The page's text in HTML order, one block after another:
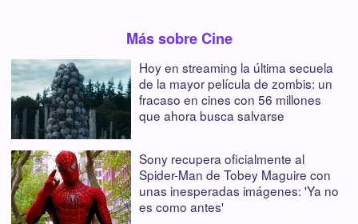
Más sobre Cine
Hoy en streaming la última secuela
de la mayor película de zombis: un
fracaso en cines con 56 millones
que ahora busca salvarse
Sony recupera oficialmente al
Spider-Man de Tobey Maguire con
unas inesperadas imágenes: 'Ya no
es como antes'